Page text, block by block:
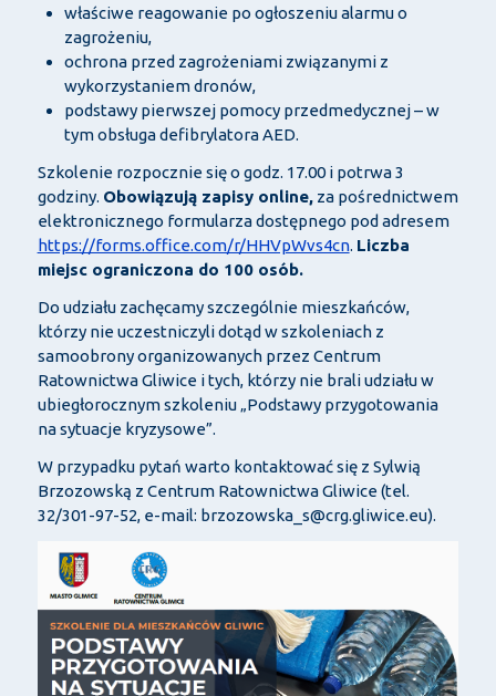
właściwe reagowanie po ogłoszeniu alarmu o
zagrożeniu,
ochrona przed zagrożeniami związanymi z
wykorzystaniem dronów,
podstawy pierwszej pomocy przedmedycznej – w
tym obsługa defibrylatora AED.
Szkolenie rozpocznie się o godz. 17.00 i potrwa 3
godziny. Obowiązują zapisy online,za pośrednictwem
elektronicznego formularza dostępnego pod adresem
https://forms.office.com/r/HHVpWvs4cn. Liczba
miejsc ograniczona do 100 osób.
Do udziału zachęcamy szczególnie mieszkańców,
którzy nie uczestniczyli dotąd w szkoleniach z
samoobrony organizowanych przez Centrum
Ratownictwa Gliwice i tych, którzy nie brali udziału w
ubiegłorocznym szkoleniu „Podstawy przygotowania
na sytuacje kryzysowe”.
W przypadku pytań warto kontaktować się z Sylwią
Brzozowską z Centrum Ratownictwa Gliwice (tel.
32/301-97-52, e-mail: brzozowska_s@crg.gliwice.eu).